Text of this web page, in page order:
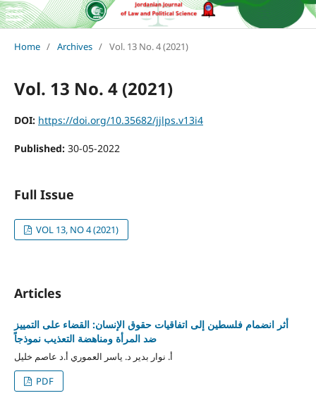
Home / Archives / Vol. 13 No. 4 (2021)
Vol. 13 No. 4 (2021)
DOI: https://doi.org/10.35682/jjlps.v13i4
Published: 30-05-2022
Full Issue
VOL 13, NO 4 (2021)
Articles
أثر انضمام فلسطين إلى اتفاقيات حقوق الإنسان: القضاء على التمييز
ضد المرأة ومناهضة التعذيب نموذجاً
أ. نوار بدير د. ياسر العموري أ.د عاصم خليل
PDF